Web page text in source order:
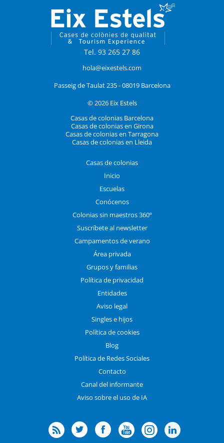
Tel. 93 265 27 86
hola@eixestels.com
Passeig de Taulat 235 - 08019 Barcelona
© 2026 Eix Estels
Casas de colonias Barcelona
Casas de colonias en Girona
Casas de colonias en Tarragona
Casas de colonias en Lleida
Casas de colonias
Inicio
Escuelas
Conócenos
Colonias sin maestros 360º
Suscríbete al newsletter
Campamentos de verano
Área privada
Grupos y familias
Política de privacidad
Entidades
Aviso legal
Singles e hijos
Política de cookies
Blog
Política de Redes Sociales
Contacto
Canal del informante
Aviso sobre el uso de IA